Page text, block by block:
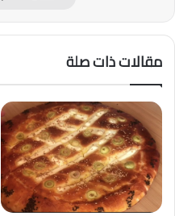
مقالات ذات صلة